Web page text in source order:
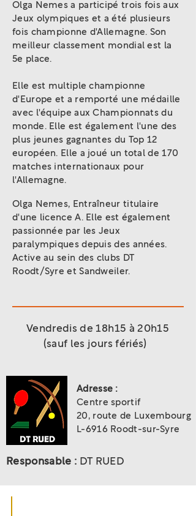
Olga Nemes a participé trois fois aux
Jeux olympiques et a été plusieurs
fois championne d'Allemagne. Son
meilleur classement mondial est la
5e place.
Elle est multiple championne
d'Europe et a remporté une médaille
avec l'équipe aux Championnats du
monde. Elle est également l'une des
plus jeunes gagnantes du Top 12
européen. Elle a joué un total de 170
matches internationaux pour
l'Allemagne.
Olga Nemes, Entraîneur titulaire
d'une licence A. Elle est également
passionnée par les Jeux
paralympiques depuis des années.
Active au sein des clubs DT
Roodt/Syre et Sandweiler.
Vendredis de 18h15 à 20h15
(sauf les jours fériés)
Adresse :
Centre sportif
20, route de Luxembourg
L-6916 Roodt-sur-Syre
Responsable : DT RUED